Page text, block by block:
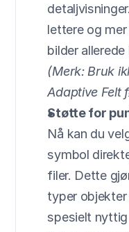
lettere og
(Merk: Bruk
Adaptive Felt
Støtte for
Nå kan du
symbol
filer. Dette
typer
spesielt